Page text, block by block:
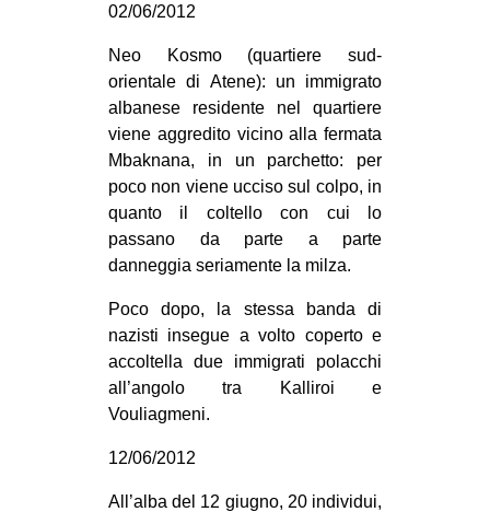
ms
SEARCH
02/06/2012
Neo Kosmo (quartiere sud-
orientale di Atene): un immigrato
albanese residente nel quartiere
viene aggredito vicino alla fermata
Mbaknana, in un parchetto: per
poco non viene ucciso sul colpo, in
quanto il coltello con cui lo
passano da parte a parte
danneggia seriamente la milza.
Poco dopo, la stessa banda di
nazisti insegue a volto coperto e
accoltella due immigrati polacchi
all’angolo tra Kalliroi e
Vouliagmeni.
12/06/2012
All’alba del 12 giugno, 20 individui,